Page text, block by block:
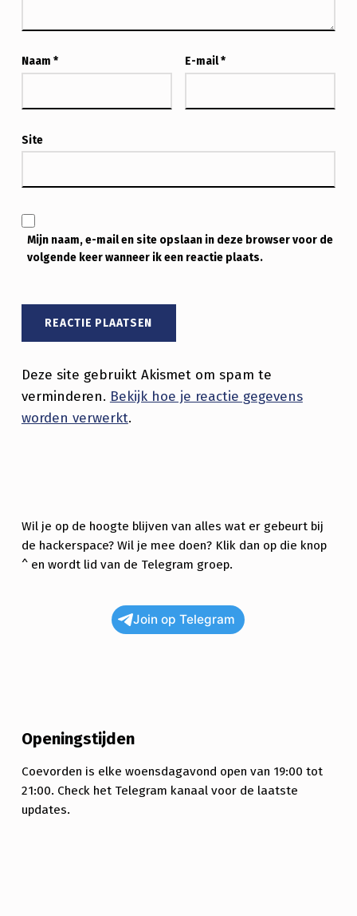
Naam * E-mail*
Site
Mijn naam, e-mail en site opslaan in deze browser voor de
volgende keer wanneer ik een reactie plaats.
Deze site gebruikt Akismet om spam te
verminderen. Bekijk hoe je reactie gegevens
worden verwerkt.
Wil je op de hoogte blijven van alles wat er gebeurt bij
de hackerspace? Wil je mee doen? Klik dan op die knop
^ en wordt lid van de Telegram groep.
Join op Telegram
Openingstijden
Coevorden is elke woensdagavond open van 19:00 tot
21:00. Check het Telegram kanaal voor de laatste
updates.